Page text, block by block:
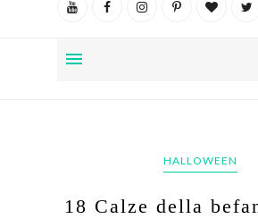
HALLOWEEN
18 Calze della